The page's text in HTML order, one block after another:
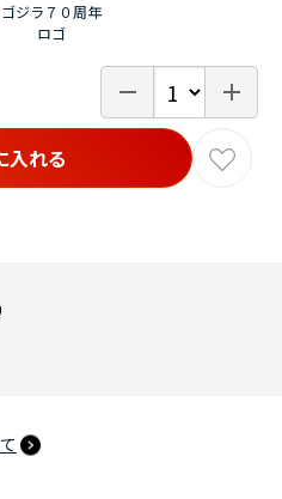
ゴジラ７０周年
ロゴ
入れる